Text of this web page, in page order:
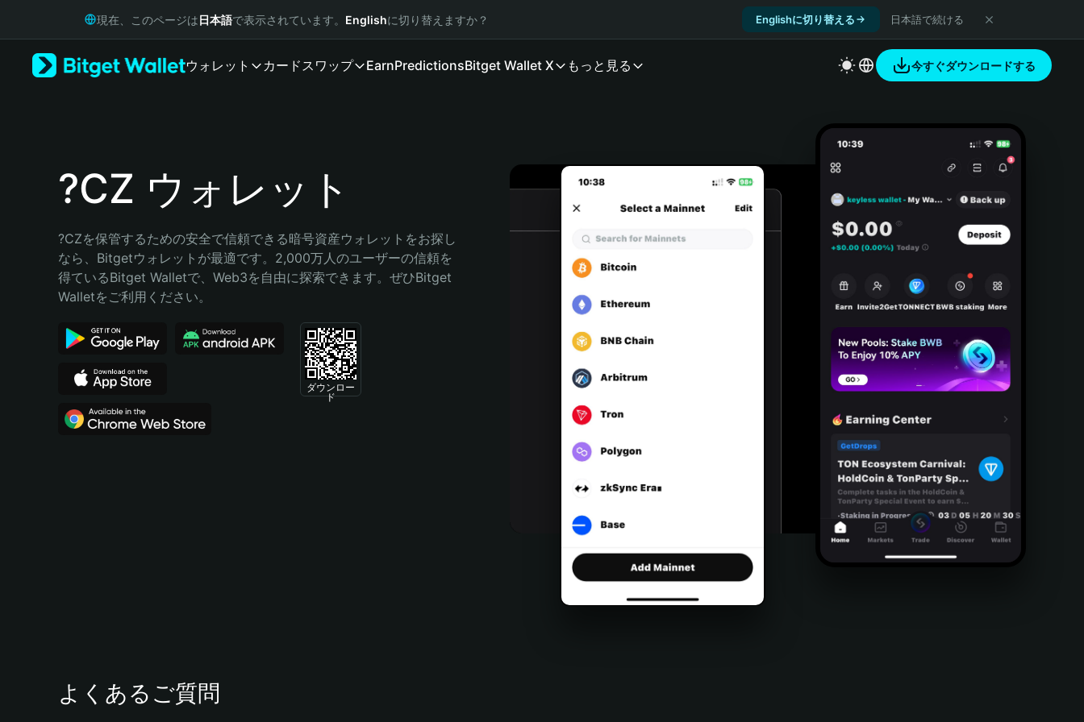
Русский
Bahasa Indonesia
Português (Brasil)
現在、このページは日本語で表示されています。 Englishに切り替えますか？ Englishに切り替える 日本語で続ける
ウォレット カードスワップ EarnPredictionsBitget Wallet X もっと見る 今すぐダウンロードする
?CZ ウォレット
?CZを保管するための安全で信頼できる暗号資産ウォレットをお探し
なら、Bitgetウォレットが最適です。2,000万人のユーザーの信頼を
得ているBitget Walletで、Web3を自由に探索できます。ぜひBitget
Walletをご利用ください。
ダウンロー
ド
よくあるご質問